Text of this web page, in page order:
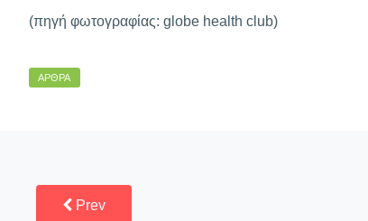
(πηγή φωτογραφίας: globe health club)
ΆΡΘΡΑ
Prev